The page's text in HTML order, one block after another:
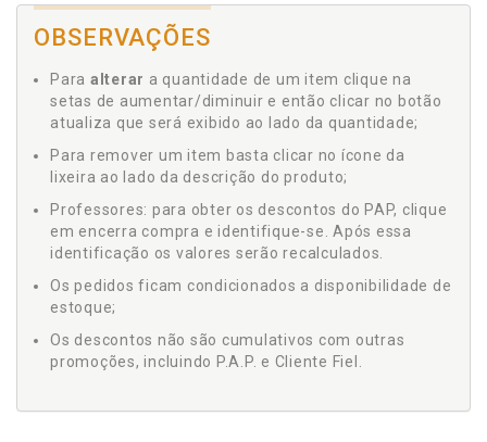
OBSERVAÇÕES
Para alterar a quantidade de um item clique na
setas de aumentar/diminuir e então clicar no botão
atualiza que será exibido ao lado da quantidade;
Para remover um item basta clicar no ícone da
lixeira ao lado da descrição do produto;
Professores: para obter os descontos do PAP, clique
em encerra compra e identifique-se. Após essa
identificação os valores serão recalculados.
Os pedidos ficam condicionados a disponibilidade de
estoque;
Os descontos não são cumulativos com outras
promoções, incluindo P.A.P. e Cliente Fiel.